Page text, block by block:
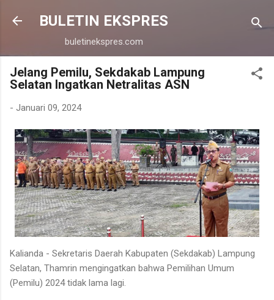
Langsung ke konten utama
BULETIN EKSPRES
buletinekspres.com
Jelang Pemilu, Sekdakab Lampung
Selatan Ingatkan Netralitas ASN
- Januari 09, 2024
Kalianda - Sekretaris Daerah Kabupaten (Sekdakab) Lampung
Selatan, Thamrin mengingatkan bahwa Pemilihan Umum
(Pemilu) 2024 tidak lama lagi.